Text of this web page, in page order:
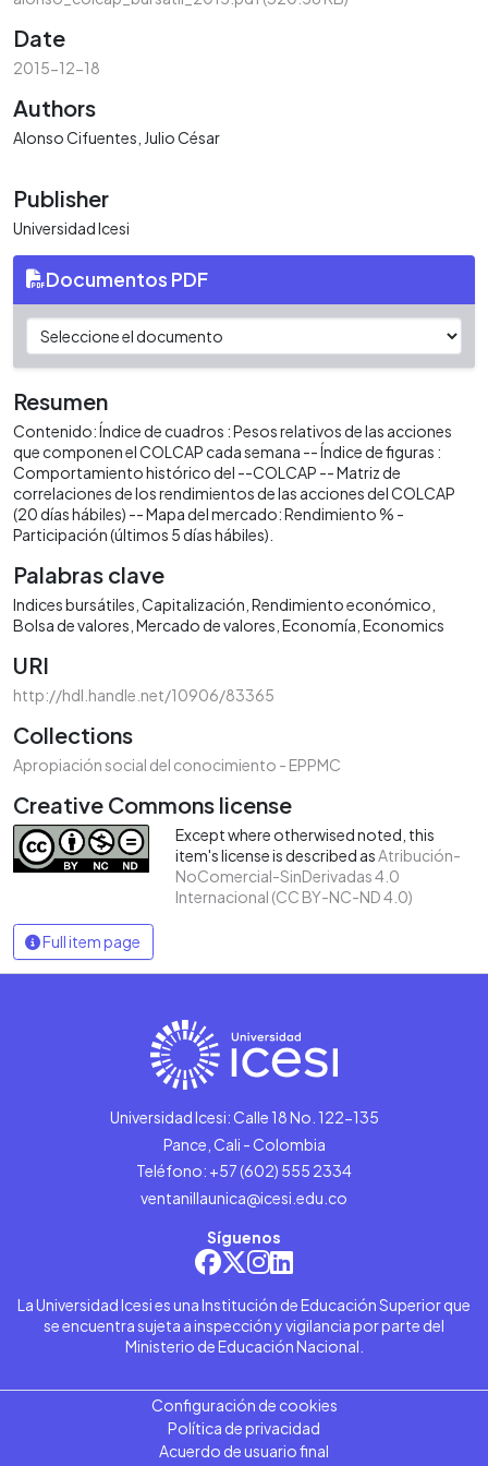
Date
2015-12-18
Authors
Alonso Cifuentes, Julio César
Publisher
Universidad Icesi
Documentos PDF
Resumen
Contenido: Índice de cuadros : Pesos relativos de las acciones
que componen el COLCAP cada semana -- Índice de figuras :
Comportamiento histórico del --COLCAP -- Matriz de
correlaciones de los rendimientos de las acciones del COLCAP
(20 días hábiles) -- Mapa del mercado: Rendimiento % -
Participación (últimos 5 días hábiles).
Palabras clave
Indices bursátiles Capitalización Rendimiento económico
Bolsa de valores Mercado de valores Economía Economics
URI
http://hdl.handle.net/10906/83365
Collections
Apropiación social del conocimiento - EPPMC
Creative Commons license
Except where otherwised noted, this
item's license is described asAtribución-
NoComercial-SinDerivadas 4.0
Internacional (CC BY-NC-ND 4.0)
Full item page
Universidad Icesi: Calle 18 No. 122-135
Pance, Cali - Colombia
Teléfono: +57 (602) 555 2334
ventanillaunica@icesi.edu.co
Síguenos
La Universidad Icesi es una Institución de Educación Superior que
se encuentra sujeta a inspección y vigilancia por parte del
Ministerio de Educación Nacional.
Configuración de cookies
Política de privacidad
Acuerdo de usuario final